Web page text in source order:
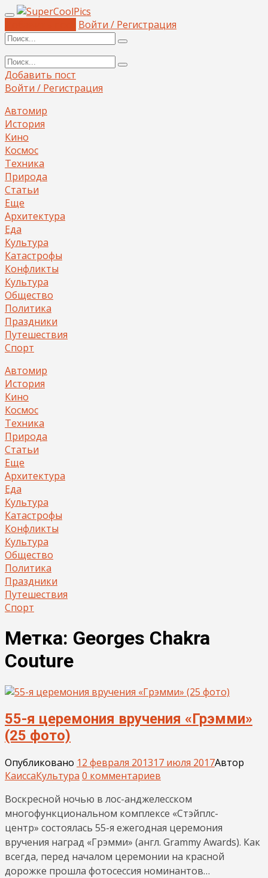
Войти / Регистрация
Добавить пост
Войти / Регистрация
Автомир
История
Кино
Космос
Техника
Природа
Статьи
Еще
Архитектура
Еда
Культура
Катастрофы
Конфликты
Культура
Общество
Политика
Праздники
Путешествия
Спорт
Автомир
История
Кино
Космос
Техника
Природа
Статьи
Еще
Архитектура
Еда
Культура
Катастрофы
Конфликты
Культура
Общество
Политика
Праздники
Путешествия
Спорт
Метка: Georges Chakra
Couture
55-я церемония вручения «Грэмми»
(25 фото)
Опубликовано 12 февраля 201317 июля 2017Автор
КаиссаКультура 0 комментариев
Воскресной ночью в лос-анджелесском
многофункциональном комплексе «Стэйплс-
центр» состоялась 55-я ежегодная церемония
вручения наград «Грэмми» (англ. Grammy Awards). Как
всегда, перед началом церемонии на красной
дорожке прошла фотосессия номинантов…